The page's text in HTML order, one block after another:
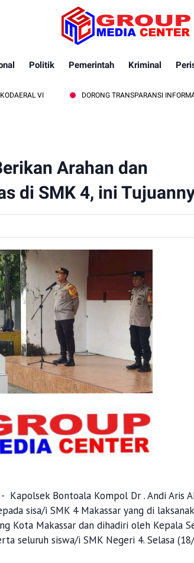
Politik Pemerintah Kriminal
DORONG TRANSPARANSI INFORMASI, DANDIM
Arahan dan
di SMK 4, ini
- Kapolsek Bontoala Kompol Dr . Andi Aris
sisa/i SMK 4 Makassar yang di
Kota Makassar dan dihadiri oleh Kepala
seluruh siswa/i SMK Negeri 4. Selasa